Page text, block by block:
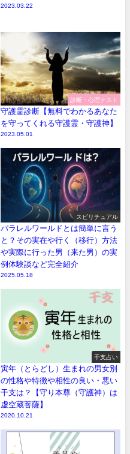
2023.03.22
診断・心理テスト
守護霊診断【無料でわかるあなた
を守ってくれる守護霊・守護神】
2023.05.01
スピリチュアル
パラレルワールドとは簡単に言う
と？その実在や行く（移行）方法
や実際に行った男（来た男）の実
例体験談など完全紹介
2025.05.18
干支占い
寅年（とらどし）生まれの男女別
の性格や特徴や相性の良い・悪い
干支は？【守り本尊（守護神）は
虚空蔵菩薩】
2020.10.21